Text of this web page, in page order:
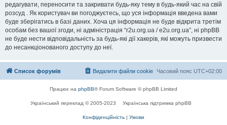
редагувати, переносити та закривати будь-яку тему в будь-який час на свій
розсуд . Як користувач ви погоджуєтесь, що уся інформація введена вами
буде зберігатись в базі даних. Хоча ця інформація не буде відкрита третім
особам без вашої згоди, ні адміністрація “r2u.org.ua / e2u.org.ua”, ні phpBB
не буде нести відповідальність за будь-які дії хакерів, які можуть призвести
до несанкціонованого доступу до неї.
Список форумів Часовий пояс UTC+02:00
Видалити файли cookie
Працює на phpBB® Forum Software © phpBB Limited
Український переклад © 2005-2023 Українська підтримка phpBB
Конфіденційність | Умови